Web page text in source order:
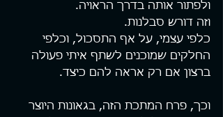
ולפתור אותה בדרך הראויה.
וזה דורש סבלנות.
כלפי עצמי, על אף התסכול, וכלפי
החלקים שמוכנים לשתף איתי פעולה
ברצון אם רק אראה להם כיצד.
וכך, פרח המתכת הזה, בגאונות היוצר